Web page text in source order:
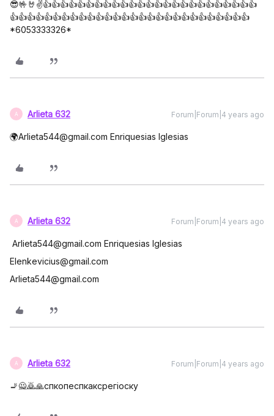
😎🤟🤘✌👍👍👍👍👍👍👍👍👍👍👍👍👍👍👍👍👍👍👍👍👍👍👍👍👍
👍👍👍👍👍👍👍👍👍👍👍👍👍👍👍👍👍👍👍👍👍👍👍👍👍👍👍👍
*6053333326*
A Arlieta 632 Forum|Forum|4 years ago
🌍Arlieta544@gmail.com Enriquesias lglesias
A Arlieta 632 Forum|Forum|4 years ago
Arlieta544@gmail.com Enriquesias lglesias
Elenkevicius@gmail.com
Arlieta544@gmail.com
A Arlieta 632 Forum|Forum|4 years ago
🚬🙅🙇🙏спкопеспкаксрегіоску